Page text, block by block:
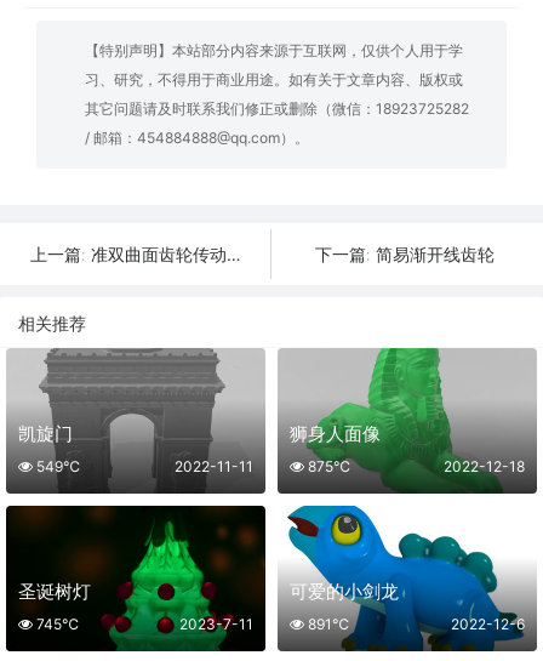
【特别声明】本站部分内容来源于互联网，仅供个人用于学
习、研究，不得用于商业用途。如有关于文章内容、版权或
其它问题请及时联系我们修正或删除（微信：18923725282
/ 邮箱：454884888@qq.com）。
上一篇: 准双曲面齿轮传动汽车差速器 下一篇: 简易渐开线齿轮
相关推荐
凯旋门
2022-11-11
549℃
狮身人面像
2022-12-18
875℃
圣诞树灯
2023-7-11
745℃
可爱的小剑龙
2022-12-6
891℃